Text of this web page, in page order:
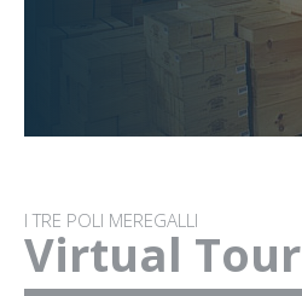
I TRE POLI MEREGALLI
Virtual Tour